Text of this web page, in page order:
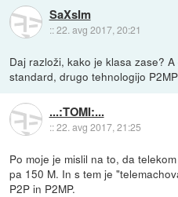
SaXsIm
::22. avg 2017, 20:21
Daj razloži, kako je klasa zase?
standard, drugo tehnologijo
...:TOMI:...
::22. avg 2017, 21:25
Po moje je mislil na to, da
pa 150 M. In s tem je
P2P in P2MP.